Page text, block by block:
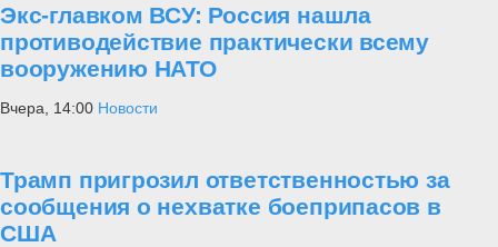
Экс-главком ВСУ: Россия нашла
противодействие практически всему
вооружению НАТО
Вчера, 14:00 Новости
Трамп пригрозил ответственностью за
сообщения о нехватке боеприпасов в
США